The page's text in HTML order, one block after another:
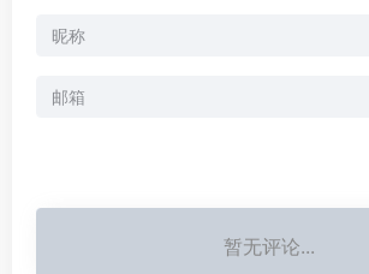
暂无评论...